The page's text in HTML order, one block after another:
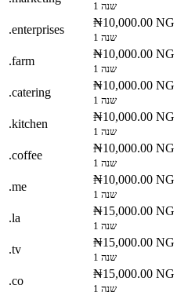
1 שנה
.enterprises
₦10,000.00 NG
1 שנה
.farm
₦10,000.00 NG
1 שנה
.catering
₦10,000.00 NG
1 שנה
.kitchen
₦10,000.00 NG
1 שנה
.coffee
₦10,000.00 NG
1 שנה
.me
₦10,000.00 NG
1 שנה
.la
₦15,000.00 NG
1 שנה
.tv
₦15,000.00 NG
1 שנה
.co
₦15,000.00 NG
1 שנה